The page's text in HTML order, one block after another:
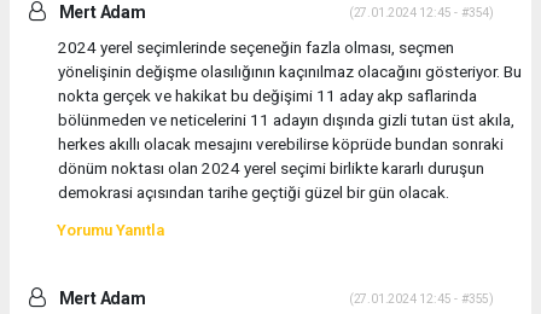
Mert Adam (27.01.2024 12:45 - #354)
2024 yerel seçimlerinde seçeneğin fazla olması, seçmen
yönelişinin değişme olasılığının kaçınılmaz olacağını gösteriyor. Bu
nokta gerçek ve hakikat bu değişimi 11 aday akp saflarinda
bölünmeden ve neticelerini 11 adayın dışında gizli tutan üst akıla,
herkes akıllı olacak mesajını verebilirse köprüde bundan sonraki
dönüm noktası olan 2024 yerel seçimi birlikte kararlı duruşun
demokrasi açısından tarihe geçtiği güzel bir gün olacak.
Yorumu Yanıtla
Mert Adam (27.01.2024 12:45 - #355)